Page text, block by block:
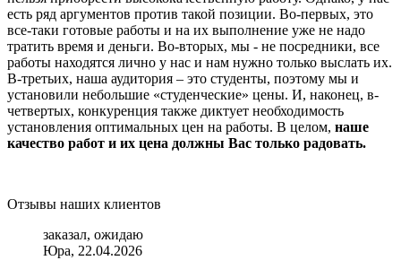
есть ряд аргументов против такой позиции. Во-первых, это
все-таки готовые работы и на их выполнение уже не надо
тратить время и деньги. Во-вторых, мы - не посредники, все
работы находятся лично у нас и нам нужно только выслать их.
В-третьих, наша аудитория – это студенты, поэтому мы и
установили небольшие «студенческие» цены. И, наконец, в-
четвертых, конкуренция также диктует необходимость
установления оптимальных цен на работы. В целом, наше
качество работ и их цена должны Вас только радовать.
Отзывы наших клиентов
заказал, ожидаю
Юра, 22.04.2026